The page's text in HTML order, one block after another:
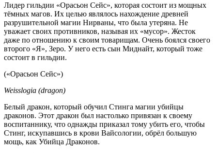
Лидер гильдии «Орасьон Сейс», которая состоит из мощных
тёмных магов. Их целью являлось нахождение древней
разрушительной магии Нирваны, что была утеряна. Не
уважает своих противников, называя их «мусор». Жесток
даже по отношению к своим товарищам. Очень боялся своего
второго «Я», Зеро. У него есть сын Миднайт, который тоже
состоит в гильдии.
(«Орасьон Сейс»)
Weisslogia (dragon)
Белый дракон, который обучил Стинга магии убийцы
драконов. Этот дракон был настолько привязан к своему
воспитаннику, что однажды приказал тому убить его, чтобы
Стинг, искупавшись в крови Вайсологии, обрёл большую
мощь, как Убийца Драконов.